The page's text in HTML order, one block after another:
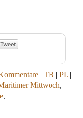
| TB | PL |
Mittwoch,
,